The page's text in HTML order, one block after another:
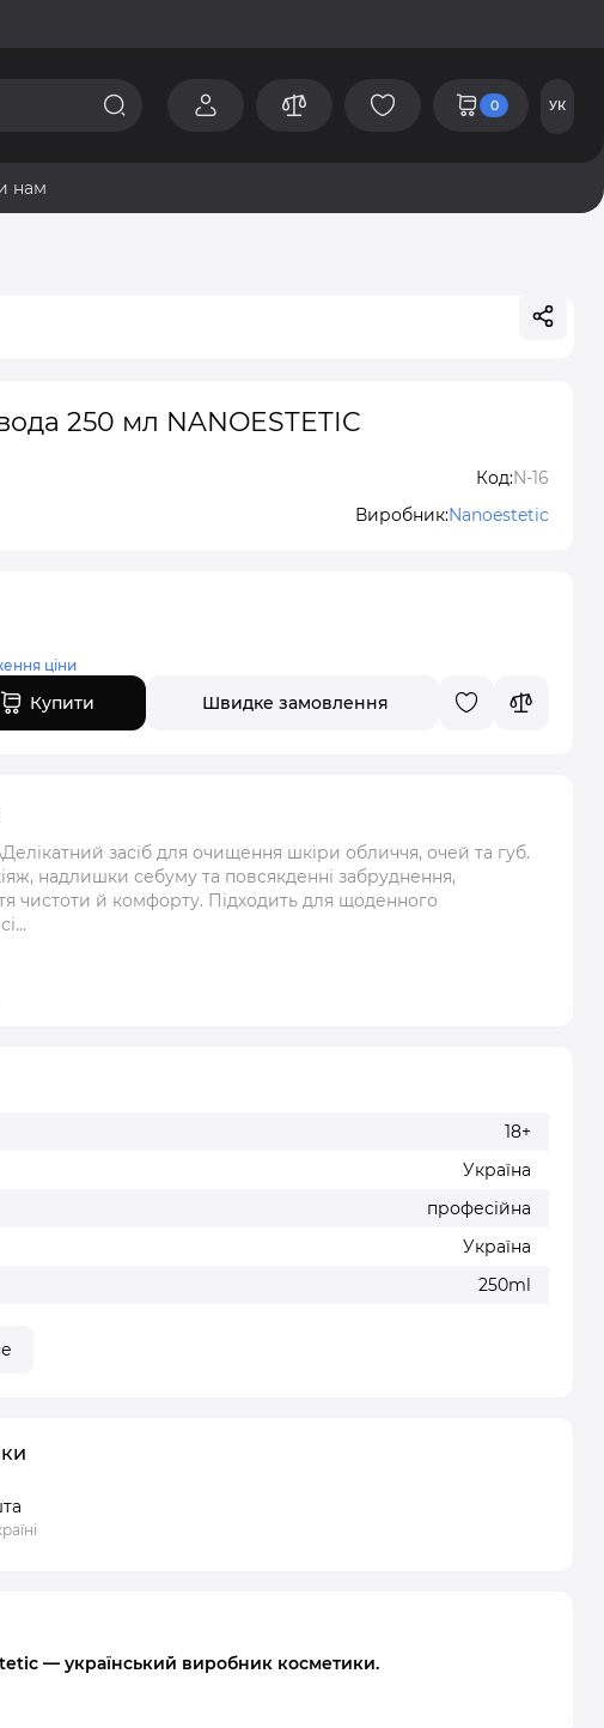
0 УК
нам
250 мл NANOESTETIC
Код:N-16
Виробник:Nanoestetic
ціни
Купити Швидке замовлення
засіб для очищення шкіри обличчя, очей та губ.
надлишки себуму та повсякденні забруднення,
чистоти й комфорту. Підходить для щоденного
18+
Україна
професійна
Україна
250ml
— український виробник косметики.